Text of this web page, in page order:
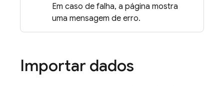
Em caso de falha, a página mostra
uma mensagem de erro.
Importar dados